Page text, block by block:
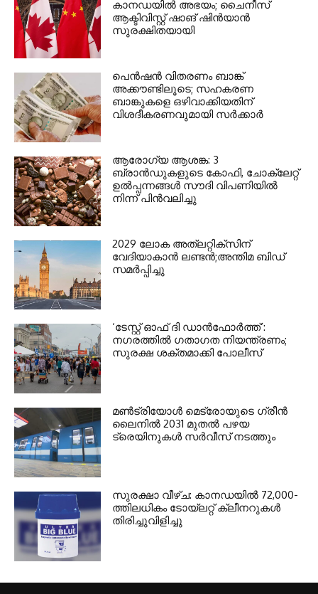
കാനഡയിൽ അഭയം; ചൈനീസ്
ആക്ടിവിസ്റ്റ് ഷാങ് ഷിൻയാൻ
സുരക്ഷിതയായി
പെൻഷൻ വിതരണം ബാങ്ക്
അക്കൗണ്ടിലൂടെ; സഹകരണ
ബാങ്കുകളെ ഒഴിവാക്കിയതിന്
വിശദീകരണവുമായി സർക്കാർ
ആരോഗ്യ ആശങ്ക: 3
ബ്രാൻഡുകളുടെ കോഫി, ചോക്ലേറ്റ്
ഉൽപ്പന്നങ്ങൾ സൗദി വിപണിയിൽ
നിന്ന് പിൻവലിച്ചു
2029 ലോക അത്ലറ്റിക്സിന്
വേദിയാകാന്‍ ലണ്ടന്‍;അന്തിമ ബിഡ്
സമര്‍പ്പിച്ചു
‘ടേസ്റ്റ് ഓഫ് ദി ഡാന്‍ഫോര്‍ത്ത്’:
നഗരത്തില്‍ ഗതാഗത നിയന്ത്രണം;
സുരക്ഷ ശക്തമാക്കി പോലീസ്
മണ്‍ട്രിയോള്‍ മെട്രോയുടെ ഗ്രീന്‍
ലൈനില്‍ 2031 മുതല്‍ പഴയ
ട്രെയിനുകള്‍ സര്‍വീസ് നടത്തും
സുരക്ഷാ വീഴ്ച: കാനഡയില്‍ 72,000-
ത്തിലധികം ടോയ്ലറ്റ് ക്ലീനറുകള്‍
തിരിച്ചുവിളിച്ചു